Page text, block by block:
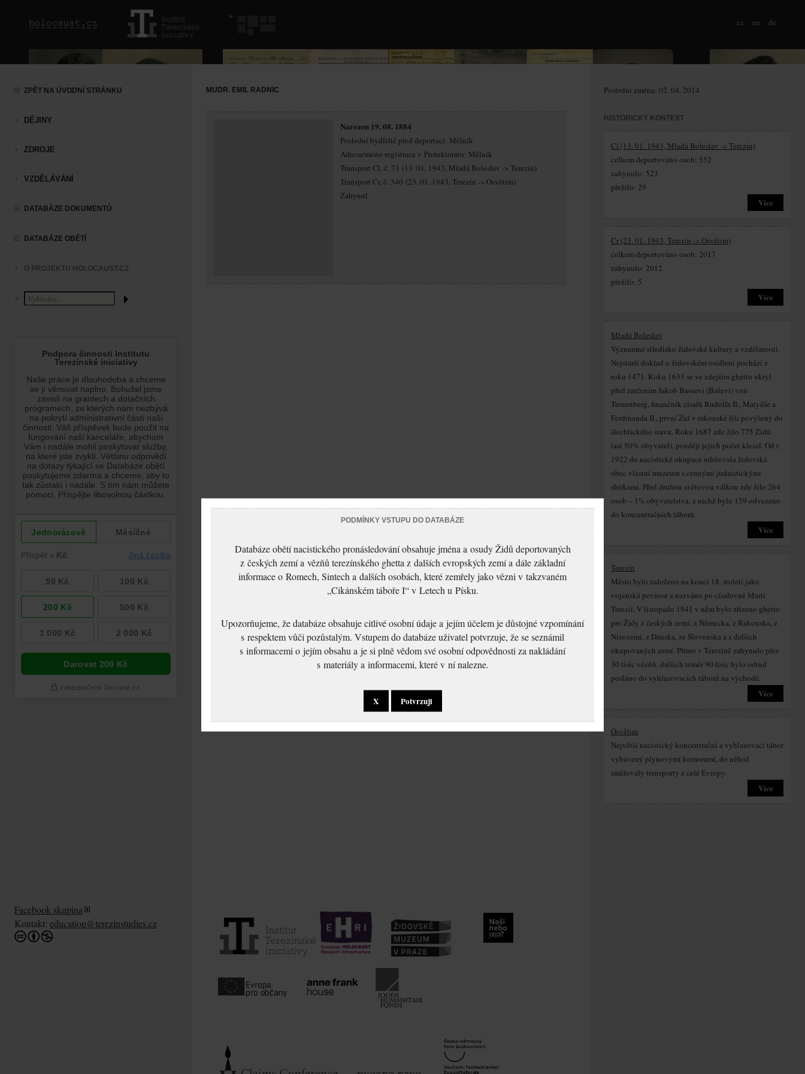
cz en de
ZPĚT NA ÚVODNÍ STRÁNKU
DĚJINY
ZDROJE
VZDĚLÁVÁNÍ
DATABÁZE DOKUMENTŮ
DATABÁZE OBĚTÍ
O PROJEKTU HOLOCAUST.CZ
MUDR. EMIL RADNIC
Narozen 19. 08. 1884
Poslední bydliště před deportací: Mělník
Adresa/místo registrace v Protektorátu: Mělník
Transport Cl, č. 73 (13. 01. 1943, Mladá Boleslav -> Terezín)
Transport Cr, č. 340 (23. 01. 1943, Terezín -> Osvětim)
Zahynul
Poslední změna: 02. 04. 2014
HISTORICKÝ KONTEXT
Cl (13. 01. 1943, Mladá Boleslav -> Terezín)
celkem deportováno osob: 552
zahynulo: 523
přežilo: 29
Více
Cr (23. 01. 1943, Terezín -> Osvětim)
celkem deportováno osob: 2017
zahynulo: 2012
přežilo: 5
Více
Mladá Boleslav
Významné středisko židovské kultury a vzdělanosti.
Nejstarší doklad o židovském osídlení pochází z
roku 1471. Roku 1633 se ve zdejším ghettu ukryl
před zatčením Jakob Bassevi (Baševi) von
Treuenberg, finančník císařů Rudolfa II., Matyáše a
Ferdinanda II., první Žid v rakouské říši povýšený do
šlechtického stavu. Roku 1687 zde žilo 775 Židů
(asi 50% obyvatel), později jejich počet klesal. Od r.
1922 do nacistické okupace udržovala židovská
obec vlastní muzeum s cennými judaistickými
sbírkami. Před druhou světovou válkou zde žilo 264
osob – 1% obyvatelstva, z nichž bylo 159 odvezeno
do koncentračních táborů.
Více
Terezín
Město bylo založeno na konci 18. století jako
vojenská pevnost a nazváno po císařovně Marii
Terezii. V listopadu 1941 v něm bylo zřízeno ghetto
pro Židy z českých zemí, z Německa, z Rakouska, z
Nizozemí, z Dánska, ze Slovenska a z dalších
okupovaných zemí. Přímo v Terezíně zahynulo přes
30 tisíc vězňů, dalších téměr 90 tisíc bylo odtud
posláno do vyhlazovacích táborů na východě.
Více
Osvětim
Největší nacistický koncentrační a vyhlazovací tábor
vybavený plynovými komorami, do něhož
směřovaly transporty z celé Evropy.
Více
Facebook skupina
Kontakt: education@terezinstudies.cz
PODMÍNKY VSTUPU DO DATABÁZE
Databáze obětí nacistického pronásledování obsahuje jména a osudy Židů deportovaných
z českých zemí a vězňů terezínského ghetta z dalších evropských zemí a dále základní
informace o Romech, Sintech a dalších osobách, které zemřely jako vězni v takzvaném
„Cikánském táboře I“ v Letech u Písku.
Upozorňujeme, že databáze obsahuje citlivé osobní údaje a jejím účelem je důstojné vzpomínání
s respektem vůči pozůstalým. Vstupem do databáze uživatel potvrzuje, že se seznámil
s informacemi o jejím obsahu a je si plně vědom své osobní odpovědnosti za nakládání
s materiály a informacemi, které v ní nalezne.
X Potvrzuji